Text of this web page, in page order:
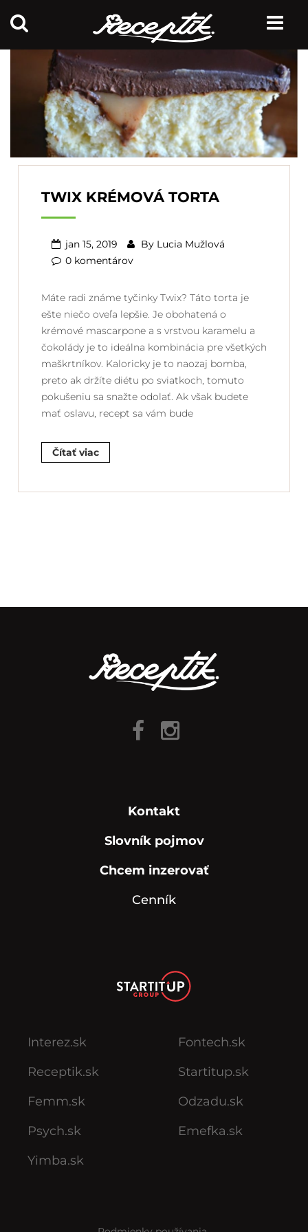
TWIX KRÉMOVÁ TORTA
jan 15, 2019 By Lucia Mužlová
0 komentárov
Máte radi známe tyčinky Twix? Táto torta je
ešte niečo oveľa lepšie. Je obohatená o
krémové mascarpone a s vrstvou karamelu a
čokolády je to ideálna kombinácia pre všetkých
maškrtníkov. Kaloricky je to naozaj bomba,
preto ak držíte diétu po sviatkoch, tomuto
pokušeniu sa snažte odolať. Ak však budete
mať oslavu, recept sa vám bude
Čítať viac
Kontakt
Slovník pojmov
Chcem inzerovať
Cenník
Interez.sk
Receptik.sk
Femm.sk
Psych.sk
Yimba.sk
Fontech.sk
Startitup.sk
Odzadu.sk
Emefka.sk